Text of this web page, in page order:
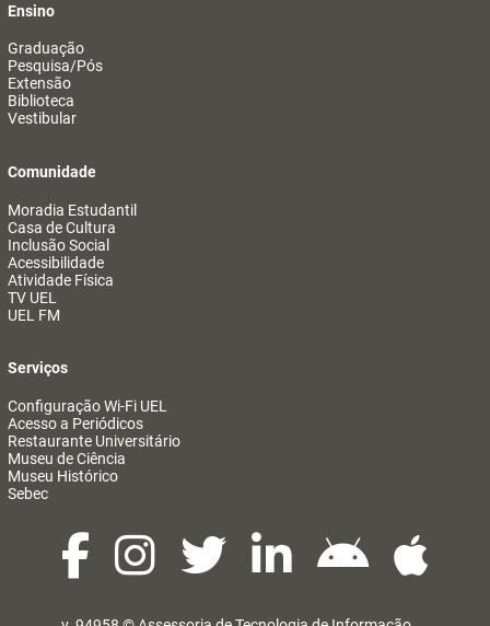
Ensino
Graduação
Pesquisa/Pós
Extensão
Biblioteca
Vestibular
Comunidade
Moradia Estudantil
Casa de Cultura
Inclusão Social
Acessibilidade
Atividade Física
TV UEL
UEL FM
Serviços
Configuração Wi-Fi UEL
Acesso a Periódicos
Restaurante Universitário
Museu de Ciência
Museu Histórico
Sebec